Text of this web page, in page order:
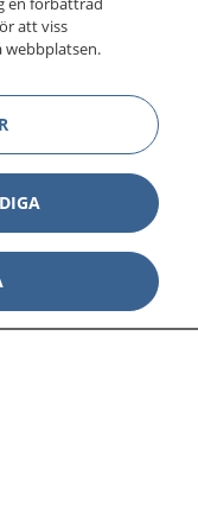
kan kontakta.
göra dina
för
Visa
att viss
webbplatsen.